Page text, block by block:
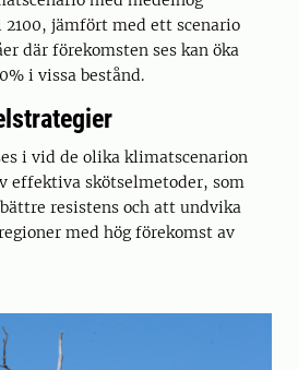
jämfört med ett scenario
där förekomsten ses kan öka
i vissa bestånd.
i vid de olika klimatscenarion
effektiva skötselmetoder, som
resistens och att undvika
med hög förekomst av